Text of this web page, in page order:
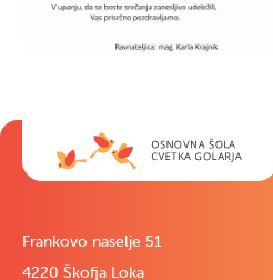
Frankovo naselje 51
4220 Škofja Loka